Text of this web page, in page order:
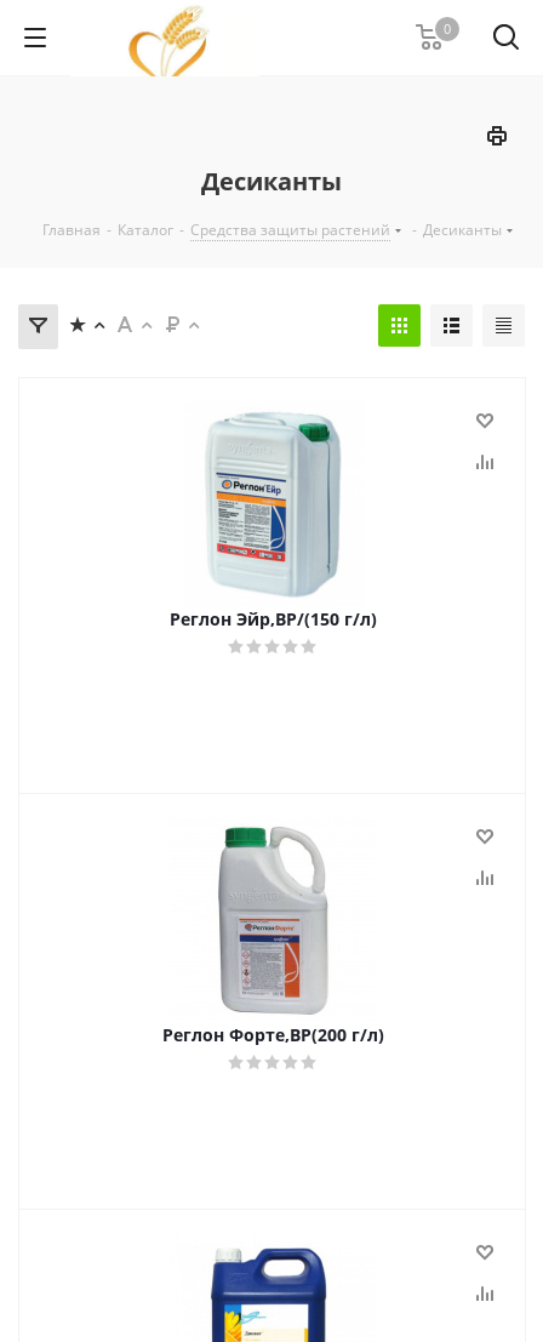
0
Десиканты
Главная - Каталог - Средства защиты растений - Десиканты
Реглон Эйр,ВР/(150 г/л)
Реглон Форте,ВР(200 г/л)